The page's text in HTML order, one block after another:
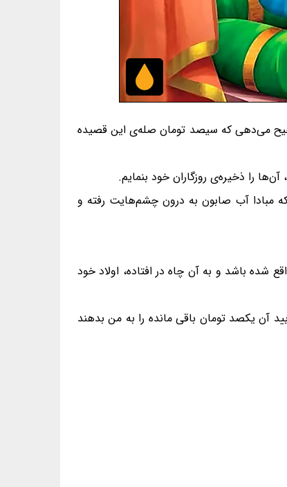
می‌دهی که سیصد تومان صله‌ی این قصیده
را ذخیره‌ی روزگاران خود بنمایم.
مبادا آب صابون به درون چشم‌هایت رفته و
باشد و به آن چاه در افتاده، اولاد خود
یکصد تومان باقی مانده را به من بدهند